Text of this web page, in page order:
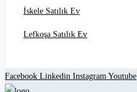
İskele Satılık Ev
Lefkoşa Satılık Ev
Facebook Linkedin Instagram Youtube